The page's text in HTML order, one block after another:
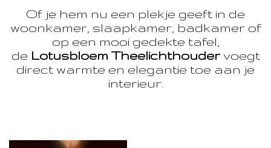
Of je hem nu een plekje geeft in de
woonkamer, slaapkamer, badkamer of
op een mooi gedekte tafel,
de Lotusbloem Theelichthoudervoegt
direct warmte en elegantie toe aan je
interieur.